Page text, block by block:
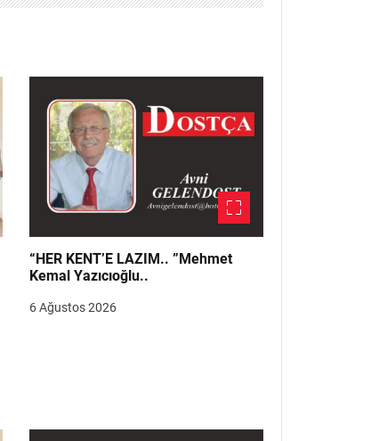
“HER KENT’E LAZIM.. ”Mehmet
Kemal Yazıcıoğlu..
6 Ağustos 2026